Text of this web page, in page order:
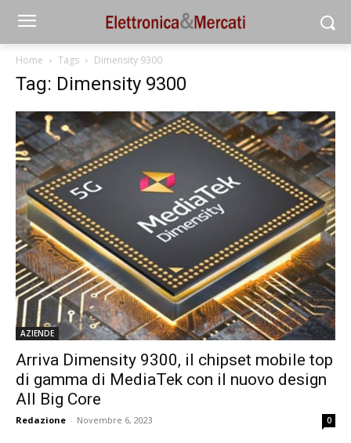
Home Tags Dimensity 9300
Tag: Dimensity 9300
AZIENDE
Arriva Dimensity 9300, il chipset mobile top
di gamma di MediaTek con il nuovo design
All Big Core
Redazione - Novembre 6, 2023 0